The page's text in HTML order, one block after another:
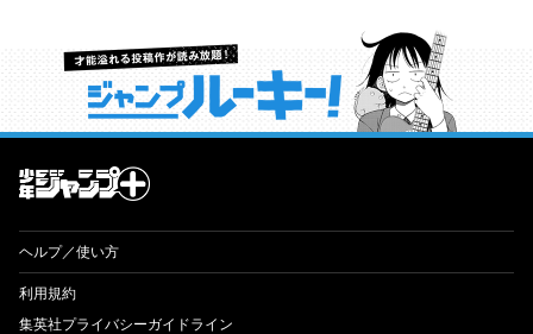
才能溢れる投稿作が読み放題！ ジャンプルーキー！
ヘルプ／使い方
利用規約
集英社プライバシーガイドライン